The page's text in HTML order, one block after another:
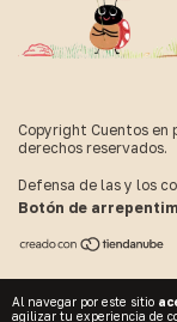
Al navegar por este sitio
agilizar tu experiencia de
Copyright Cuentos en
derechos reservados.
Defensa de las y los
Botón de